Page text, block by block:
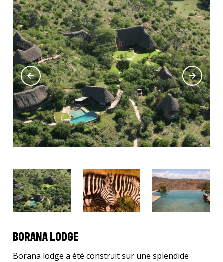
BORANA LODGE
Borana lodge a été construit sur une splendide